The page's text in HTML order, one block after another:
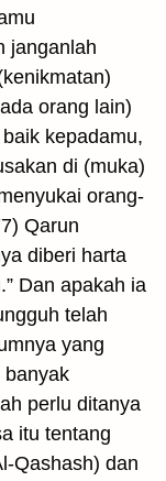
janganlah
orang lain)
kepadamu,
di (muka)
orang-
Qarun
diberi harta
Dan apakah ia
telah
yang
banyak
perlu ditanya
itu tentang
Qashash) dan